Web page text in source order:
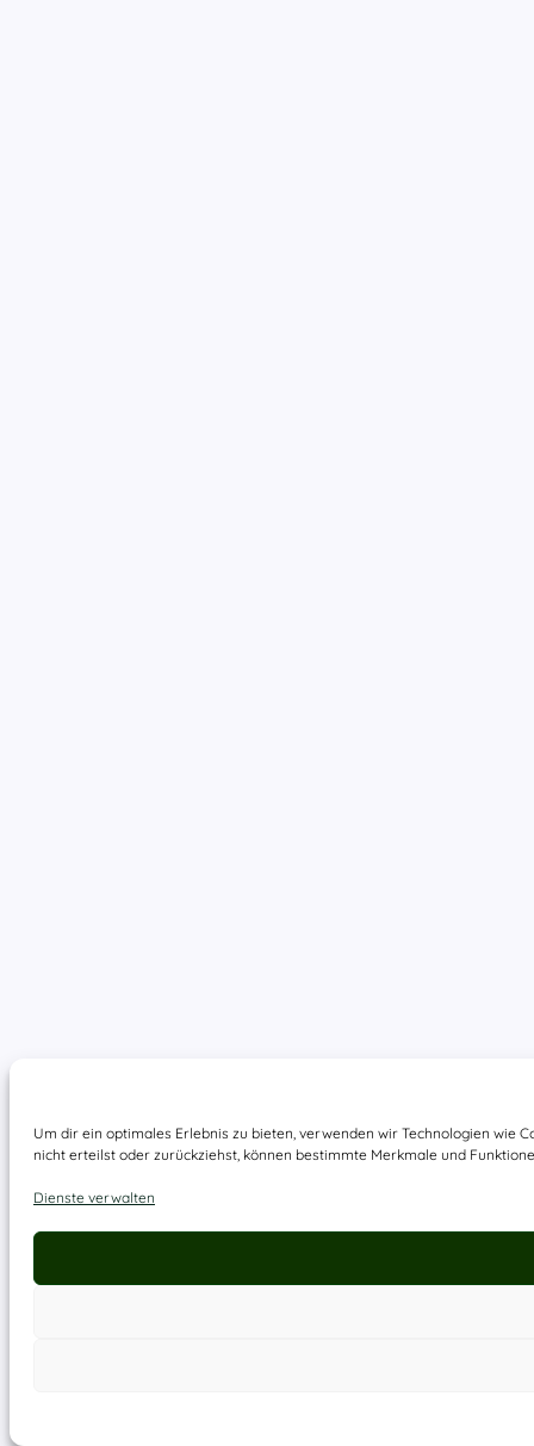
Um dir ein optimales Erlebnis zu bieten, verwenden wir Technologien wie
nicht erteilst oder zurückziehst, können bestimmte Merkmale und
Dienste verwalten